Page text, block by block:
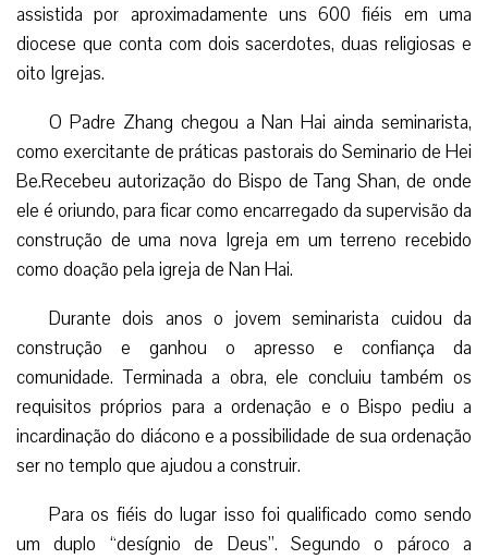
assistida por aproximadamente uns 600 fiéis em uma
diocese que conta com dois sacerdotes, duas religiosas e
oito Igrejas.
O Padre Zhang chegou a Nan Hai ainda seminarista,
como exercitante de práticas pastorais do Seminario de Hei
Be.Recebeu autorização do Bispo de Tang Shan, de onde
ele é oriundo, para ficar como encarregado da supervisão da
construção de uma nova Igreja em um terreno recebido
como doação pela igreja de Nan Hai.
Durante dois anos o jovem seminarista cuidou da
construção e ganhou o apresso e confiança da
comunidade. Terminada a obra, ele concluiu também os
requisitos próprios para a ordenação e o Bispo pediu a
incardinação do diácono e a possibilidade de sua ordenação
ser no templo que ajudou a construir.
Para os fiéis do lugar isso foi qualificado como sendo
um duplo “desígnio de Deus”. Segundo o pároco a